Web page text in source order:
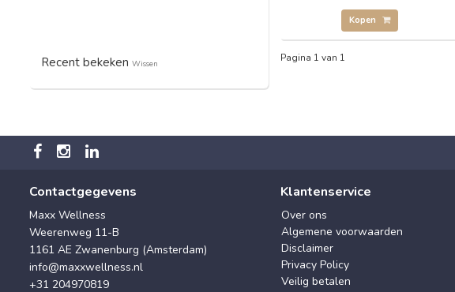
Recent bekeken Wissen
Kopen
Pagina 1 van 1
Contactgegevens
Maxx Wellness
Weerenweg 11-B
1161 AE Zwanenburg (Amsterdam)
info@maxxwellness.nl
+31 204970819
Klantenservice
Over ons
Algemene voorwaarden
Disclaimer
Privacy Policy
Veilig betalen